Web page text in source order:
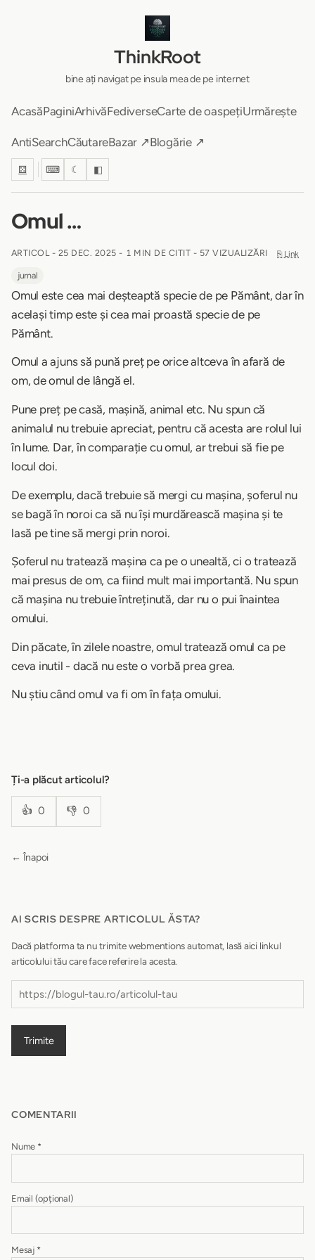
ThinkRoot
bine ați navigat pe insula mea de pe internet
AcasăPaginiArhivăFediverseCarte de oaspețiUrmărește
AntiSearchCăutareBazar ↗Blogărie ↗
⚄ ⌨ ☾ ◧
Omul …
ARTICOL - 25 DEC. 2025 - 1 MIN DE CITIT - 57 VIZUALIZĂRI ⎘ Link
jurnal
Omul este cea mai deșteaptă specie de pe Pământ, dar în
același timp este și cea mai proastă specie de pe
Pământ.
Omul a ajuns să pună preț pe orice altceva în afară de
om, de omul de lângă el.
Pune preț pe casă, mașină, animal etc. Nu spun că
animalul nu trebuie apreciat, pentru că acesta are rolul lui
în lume. Dar, în comparație cu omul, ar trebui să fie pe
locul doi.
De exemplu, dacă trebuie să mergi cu mașina, șoferul nu
se bagă în noroi ca să nu își murdărească mașina și te
lasă pe tine să mergi prin noroi.
Șoferul nu tratează mașina ca pe o unealtă, ci o tratează
mai presus de om, ca fiind mult mai importantă. Nu spun
că mașina nu trebuie întreținută, dar nu o pui înaintea
omului.
Din păcate, în zilele noastre, omul tratează omul ca pe
ceva inutil - dacă nu este o vorbă prea grea.
Nu știu când omul va fi om în fața omului.
Ți-a plăcut articolul?
👍 0 👎 0
← Înapoi
AI SCRIS DESPRE ARTICOLUL ĂSTA?
Dacă platforma ta nu trimite webmentions automat, lasă aici linkul
articolului tău care face referire la acesta.
Trimite
COMENTARII
Nume *
Email (opțional)
Mesaj *